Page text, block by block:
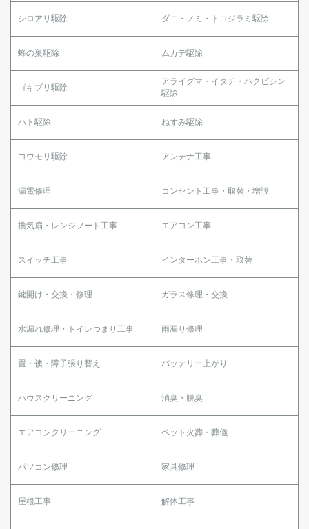
シロアリ駆除 ダニ・ノミ・トコジラミ駆除
蜂の巣駆除 ムカデ駆除
ゴキブリ駆除
アライグマ・イタチ・ハクビシン
駆除
ハト駆除 ねずみ駆除
コウモリ駆除 アンテナ工事
漏電修理 コンセント工事・取替・増設
換気扇・レンジフード工事 エアコン工事
スイッチ工事 インターホン工事・取替
鍵開け・交換・修理 ガラス修理・交換
水漏れ修理・トイレつまり工事 雨漏り修理
畳・襖・障子張り替え バッテリー上がり
ハウスクリーニング 消臭・脱臭
エアコンクリーニング ペット火葬・葬儀
パソコン修理 家具修理
屋根工事 解体工事